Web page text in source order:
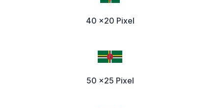
40 x20 Pixel
50 x25 Pixel